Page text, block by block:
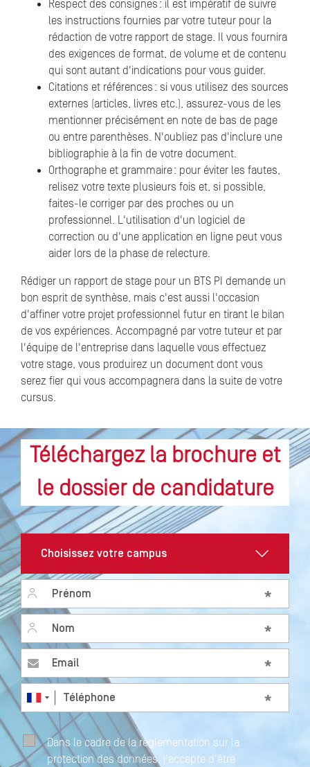
Respect des consignes : il est impératif de suivre
les instructions fournies par votre tuteur pour la
rédaction de votre rapport de stage. Il vous fournira
des exigences de format, de volume et de contenu
qui sont autant d'indications pour vous guider.
Citations et références : si vous utilisez des sources
externes (articles, livres etc.), assurez-vous de les
mentionner précisément en note de bas de page
ou entre parenthèses. N'oubliez pas d'inclure une
bibliographie à la fin de votre document.
Orthographe et grammaire : pour éviter les fautes,
relisez votre texte plusieurs fois et, si possible,
faites-le corriger par des proches ou un
professionnel. L'utilisation d'un logiciel de
correction ou d'une application en ligne peut vous
aider lors de la phase de relecture.
Rédiger un rapport de stage pour un BTS PI demande un
bon esprit de synthèse, mais c'est aussi l'occasion
d'affiner votre projet professionnel futur en tirant le bilan
de vos expériences. Accompagné par votre tuteur et par
l'équipe de l'entreprise dans laquelle vous effectuez
votre stage, vous produirez un document dont vous
serez fier qui vous accompagnera dans la suite de votre
cursus.
Téléchargez la brochure et
le dossier de candidature
Prénom *
Nom
Email *
Téléphone*
Dans le cadre de la réglementation sur la
protection des données, j'accepte d'être